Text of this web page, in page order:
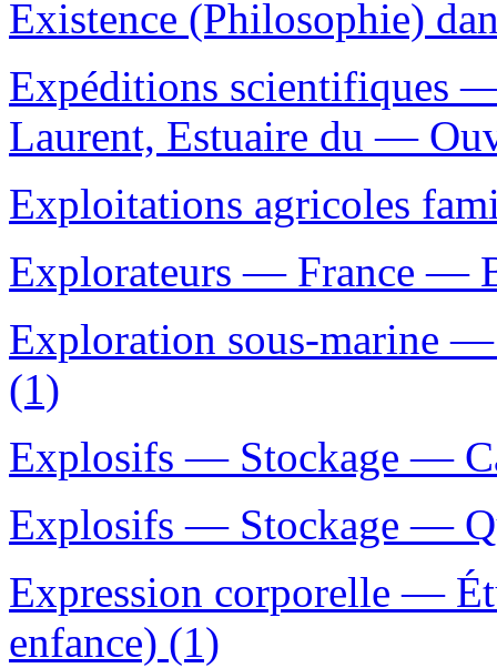
Existence (Philosophie)
Expéditions scientifiques
Laurent, Estuaire du —
Exploitations agricoles
Explorateurs — France —
Exploration sous-marine
(1)
Explosifs — Stockage —
Explosifs — Stockage —
Expression corporelle —
enfance) (1)